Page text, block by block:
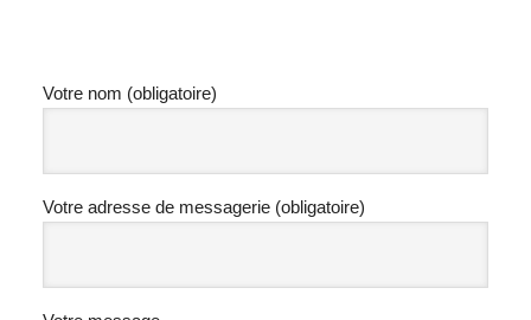
Votre nom (obligatoire)
Votre adresse de messagerie (obligatoire)